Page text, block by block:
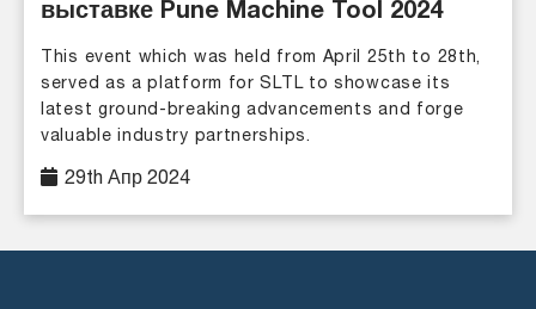
выставке Pune Machine Tool 2024
This event which was held from April 25th to 28th,
served as a platform for SLTL to showcase its
latest ground-breaking advancements and forge
valuable industry partnerships.
29th Апр 2024